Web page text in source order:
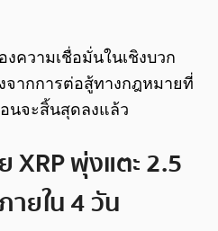
ความเชื่อมั่นในเชิงบวก
จากการต่อสู้ทางกฎหมายที่
นจะสิ้นสุดลงแล้ว
พุ่งแตะ 2.5
ยใน 4 วัน